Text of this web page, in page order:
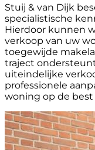
Stuij & van Dijk
specialistische
Hierdoor kunnen
verkoop van uw
toegewijde
traject
uiteindelijke
professionele
woning op de